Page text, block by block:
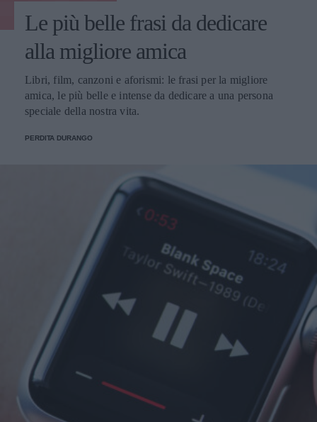
Le più belle frasi da dedicare
alla migliore amica
Libri, film, canzoni e aforismi: le frasi per la migliore
amica, le più belle e intense da dedicare a una persona
speciale della nostra vita.
PERDITA DURANGO